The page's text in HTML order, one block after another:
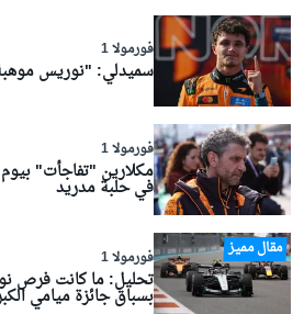
فورمولا 1
سميدلي: "نوريس
فورمولا 1
مكلارين "تفاجأت"
في حلبة مدريد
مقال مميز فورمولا 1
تحليل: ما كانت فرص
بسباق جائزة ميامي